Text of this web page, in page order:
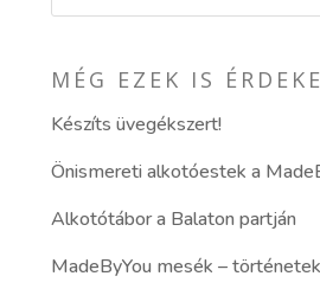
MÉG EZEK IS
Készíts üvegékszert!
Önismereti alkotóestek a
Alkotótábor a Balaton partján
MadeByYou mesék –